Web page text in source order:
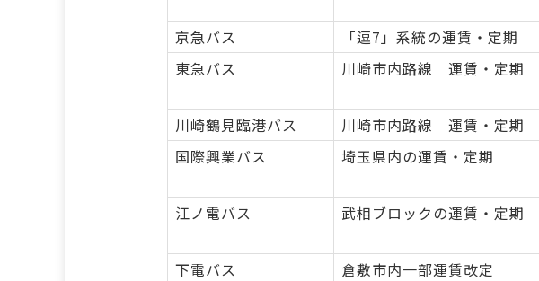
京急バス
「逗7」系統の運賃・定期
東急バス
川崎市内路線 運賃・定期
川崎鶴見臨港バス
川崎市内路線 運賃・定期
国際興業バス
埼玉県内の運賃・定期
江ノ電バス
武相ブロックの運賃・定期
下電バス
倉敷市内一部運賃改定